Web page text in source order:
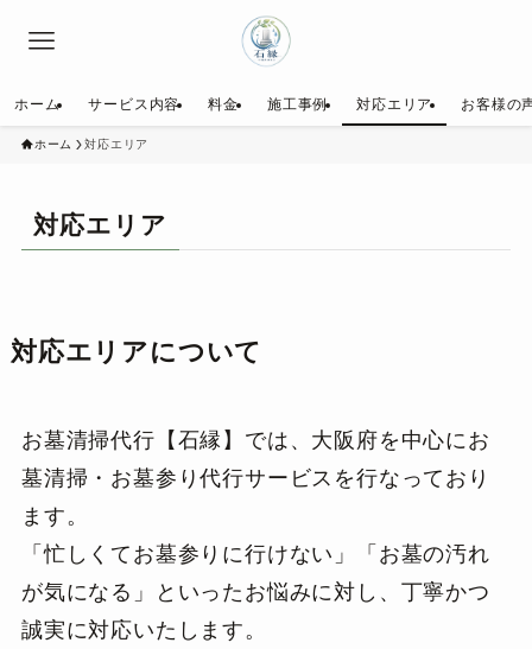
ホーム サービス内容 料金 施工事例 対応エリア お客様の
ホーム 対応エリア
対応エリア
対応エリアについて
お墓清掃代行【石縁】では、大阪府を中心にお
墓清掃・お墓参り代行サービスを行なっており
ます。
「忙しくてお墓参りに行けない」「お墓の汚れ
が気になる」といったお悩みに対し、丁寧かつ
誠実に対応いたします。